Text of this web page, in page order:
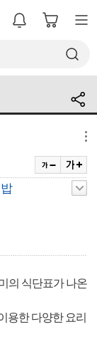
의 식단표가 나온
용한 다양한 요리